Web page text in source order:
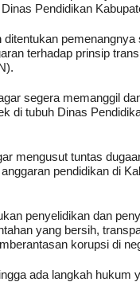
Pendidikan
terhadap prinsip
segera memanggil
di tubuh Dinas
mengusut tuntas
pendidikan di
penyelidikan dan
yang bersih,
korupsi di
ada langkah hukum